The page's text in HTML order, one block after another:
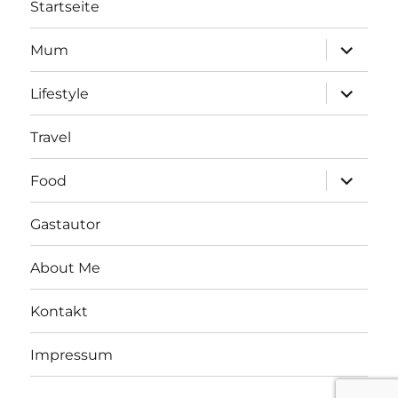
Startseite
Mum
öffnen
Lifestyle
öffnen
Travel
Food
öffnen
Gastautor
About Me
Kontakt
Impressum